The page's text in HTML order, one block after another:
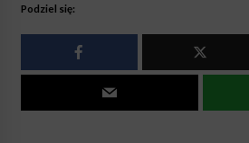
Podziel się: